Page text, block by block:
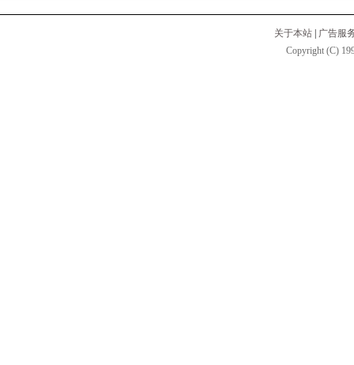
关于本站
广告服
Copyright (C)